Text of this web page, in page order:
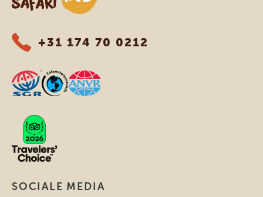
+31 174 70 0212
SOCIALE MEDIA